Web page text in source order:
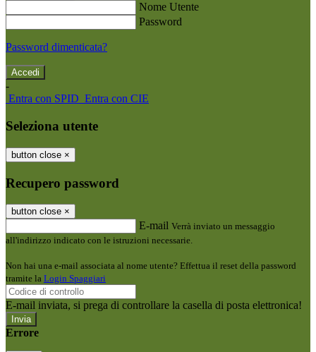
Nome Utente
Password
Password dimenticata?
-
Entra con SPID Entra con CIE
Seleziona utente
button close ×
Recupero password
button close ×
E-mail Verrà inviato un messaggio
all'indirizzo indicato con le istruzioni necessarie.
Non hai una e-mail associata al nome utente? Effettua il reset della password
tramite la Login Spaggiari
E-mail inviata, si prega di controllare la casella di posta elettronica!
Errore